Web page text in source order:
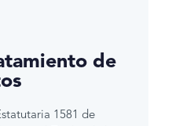
de
1581 de